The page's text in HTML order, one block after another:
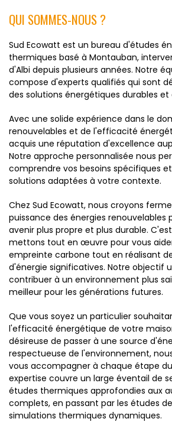
QUI SOMMES-NOUS ?
Sud Ecowatt est un bureau d'études
thermiques basé à Montauban,
d'Albi depuis plusieurs années. Notre
compose d'experts qualifiés qui sont
des solutions énergétiques durables
Avec une solide expérience dans le
renouvelables et de l'efficacité
acquis une réputation d'excellence
Notre approche personnalisée nous
comprendre vos besoins spécifiques
solutions adaptées à votre contexte.
Chez Sud Ecowatt, nous croyons
puissance des énergies renouvelables
avenir plus propre et plus durable.
mettons tout en œuvre pour vous
empreinte carbone tout en réalisant
d'énergie significatives. Notre objectif
contribuer à un environnement plus
meilleur pour les générations futures.
Que vous soyez un particulier
l'efficacité énergétique de votre
désireuse de passer à une source
respectueuse de l'environnement,
vous accompagner à chaque étape
expertise couvre un large éventail de
études thermiques approfondies aux
complets, en passant par les études
simulations thermiques dynamiques.